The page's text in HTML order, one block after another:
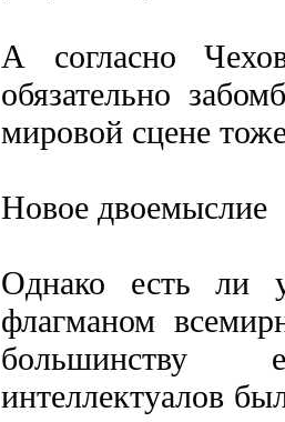
А согласно
обязательно
мировой сцене
Новое двоемыслие
Однако есть ли
флагманом
большинству
интеллектуалов